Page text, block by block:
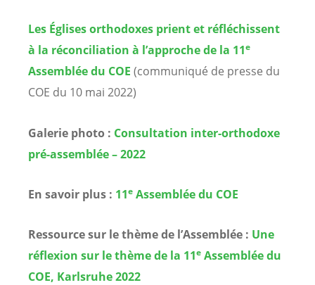
Les Églises orthodoxes prient et réfléchissent
à la réconciliation à l’approche de la 11e
Assemblée du COE (communiqué de presse du
COE du 10 mai 2022)
Galerie photo : Consultation inter-orthodoxe
pré-assemblée – 2022
En savoir plus : 11e Assemblée du COE
Ressource sur le thème de l’Assemblée : Une
réflexion sur le thème de la 11e Assemblée du
COE, Karlsruhe 2022